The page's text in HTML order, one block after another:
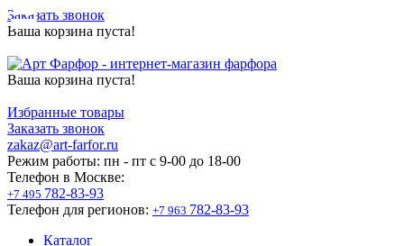
Заказать звонок
Ваша корзина пуста!
Ваша корзина пуста!
Избранные товары
Заказать звонок
zakaz@art-farfor.ru
Режим работы: пн - пт c 9-00 до 18-00
Телефон в Москве:
+7 495 782-83-93
Телефон для регионов: +7 963 782-83-93
Каталог